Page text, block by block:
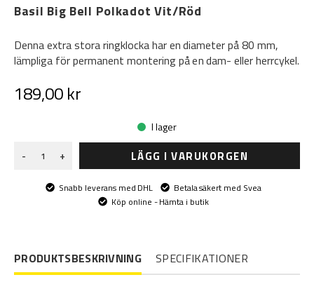
Basil Big Bell Polkadot Vit/Röd
Denna extra stora ringklocka har en diameter på 80 mm,
lämpliga för permanent montering på en dam- eller herrcykel.
189,00 kr
I lager
-
+ LÄGG I VARUKORGEN
Snabb leverans med DHL
Betala säkert med Svea
Köp online - Hämta i butik
PRODUKTSBESKRIVNING SPECIFIKATIONER